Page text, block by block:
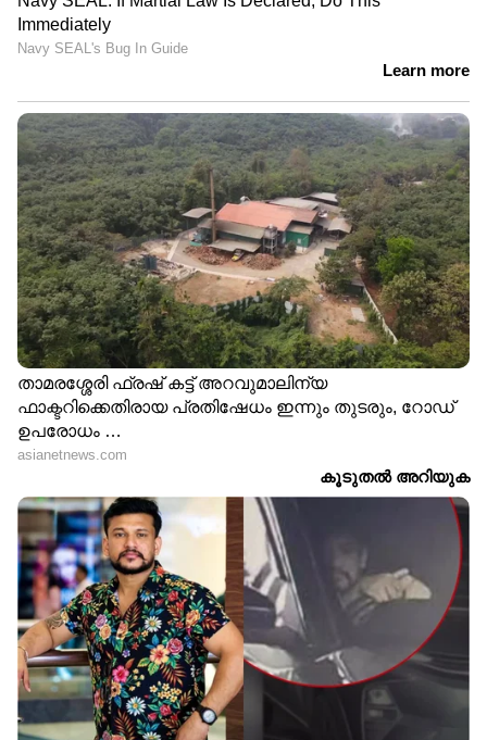
ഏകദേശം 450 വർഷത്തെ പോർച്ചുഗീസ് ഭരണം
ഒരു മുദ്ര പതിപ്പിച്ചിട്ടുണ്ട്. പടിഞ്ഞാറൻ തീരത്ത്
കത്തോലിക്കാ പള്ളികൾ കാണുമ്പോൾ,
മലയോര പ്രദേശങ്ങളിൽ മനോഹരമായ ഹിന്ദു
ക്ഷേത്രങ്ങളും കാണാം. ഇവിടുത്തെ ആളുകൾ
കൊങ്കണി, മറാത്തി, ഇംഗ്ലീഷ് ഭാഷകൾ
അനായാസം കൈകാര്യം ചെയ്യും.
ചുരുക്കത്തിൽ, പണം കൊണ്ട് മാത്രമല്ല, ജീവിത
നിലവാരം കൊണ്ടും ഗോവ ഇന്ത്യയിൽ ഒരുപടി
മുന്നിലാണ്.